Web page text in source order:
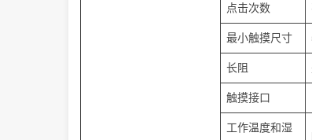
点击次数
最小触摸尺寸
长阻
触摸接口
工作温度和湿